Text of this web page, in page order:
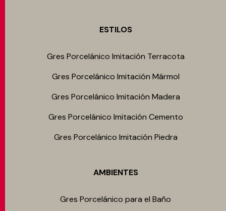
ESTILOS
Gres Porcelánico Imitación Terracota
Gres Porcelánico Imitación Mármol
Gres Porcelánico Imitación Madera
Gres Porcelánico Imitación Cemento
Gres Porcelánico Imitación Piedra
AMBIENTES
Gres Porcelánico para el Baño